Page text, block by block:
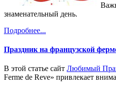
знаменательный день.
Подробнее...
Праздник на французской
В этой статье сайт Любимый
Ferme de Reve» привлекает